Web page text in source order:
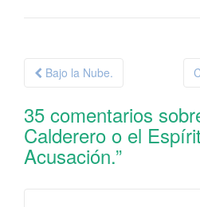
Navegación
la
entrada
Bajo la Nube.
35 comentarios
Calderero o el
Acusación.”